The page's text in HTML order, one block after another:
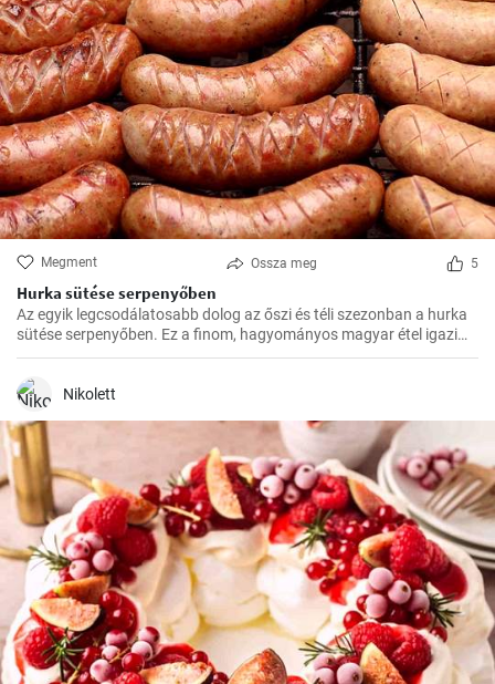
Megment Ossza meg 5
Hurka sütése serpenyőben
Az egyik legcsodálatosabb dolog az őszi és téli szezonban a hurka
sütése serpenyőben. Ez a finom, hagyományos magyar étel igazi
felmelegedést nyújt a hűvösebb hónapokban és nagyszerű
alkalmából.
Nikolett